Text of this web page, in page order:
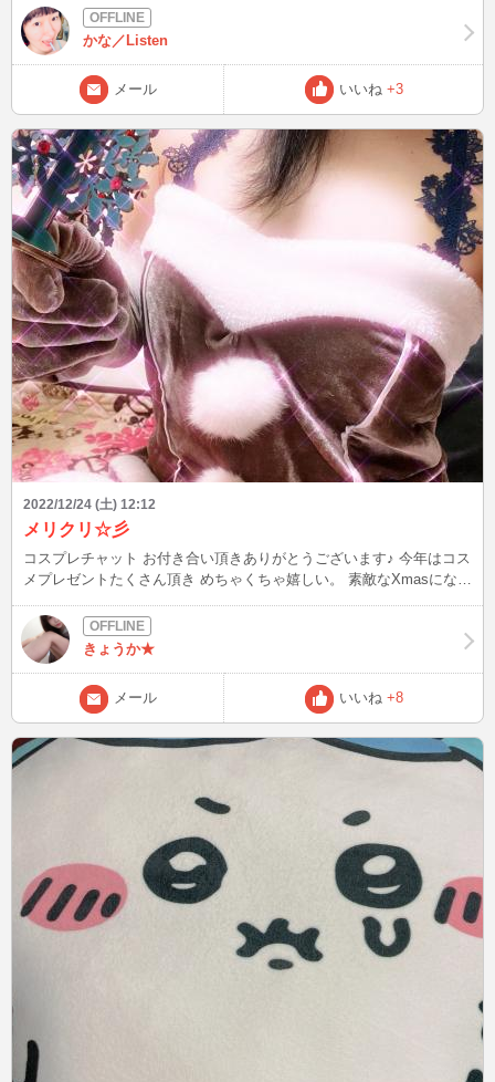
か。 以前は、手挙げただけでイカ耳。 腰が引け、目を閉じてました(;
´Д｀) 触ろうとすると「触んじゃねえ！！！」と言わんばかりに威嚇
してたカンカン。 トンちゃんの甘えっぷりに嫉妬したのか、保護し
てから11日でやっと触っても怒らなくなりました( *´艸｀) カンカン、
成長したねぇ…(´;ω;｀) 1番びっくりしたのは、首の太さ！！！ 親指
と中指で円作っても半分行かない、頑丈なポールみたいΣ(･ω･ﾉ)ﾉ！
一般的な猫首輪じゃ小さいわけだ(;^_^A 下手すると、犬用首輪じゃな
いと無いかも…。
かな／Listen
メール いいね +3
2022/12/24 (土) 12:12
メリクリ☆彡
コスプレチャット お付き合い頂きありがとうございます♪ 今年はコス
メプレゼントたくさん頂き めちゃくちゃ嬉しい。 素敵なXmasになり
きょうか★
メール いいね +8